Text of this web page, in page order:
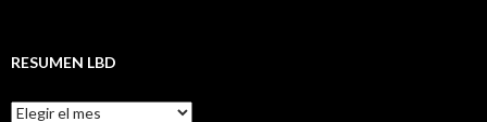
RESUMEN LBD
Resumen